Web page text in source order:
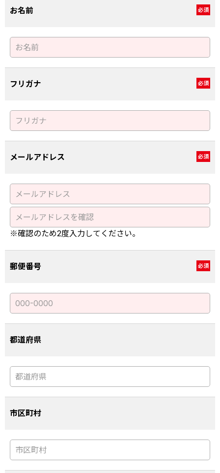
お名前 必須
フリガナ 必須
メールアドレス 必須
※確認のため2度入力してください。
郵便番号 必須
都道府県
市区町村